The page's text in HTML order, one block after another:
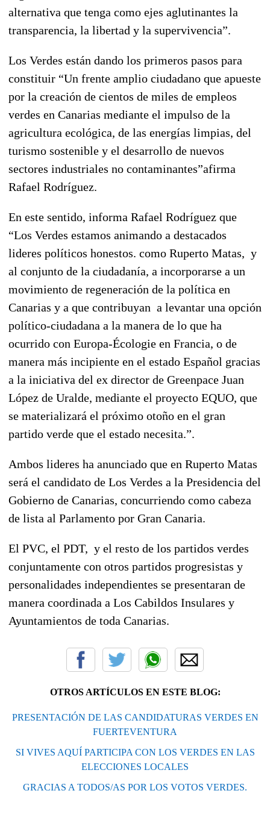
alternativa que tenga como ejes aglutinantes la
transparencia, la libertad y la supervivencia”.
Los Verdes están dando los primeros pasos para
constituir “Un frente amplio ciudadano que apueste
por la creación de cientos de miles de empleos
verdes en Canarias mediante el impulso de la
agricultura ecológica, de las energías limpias, del
turismo sostenible y el desarrollo de nuevos
sectores industriales no contaminantes”afirma
Rafael Rodríguez.
En este sentido, informa Rafael Rodríguez que
“Los Verdes estamos animando a destacados
lideres políticos honestos. como Ruperto Matas, y
al conjunto de la ciudadanía, a incorporarse a un
movimiento de regeneración de la política en
Canarias y a que contribuyan a levantar una opción
político-ciudadana a la manera de lo que ha
ocurrido con Europa-Écologie en Francia, o de
manera más incipiente en el estado Español gracias
a la iniciativa del ex director de Greenpace Juan
López de Uralde, mediante el proyecto EQUO, que
se materializará el próximo otoño en el gran
partido verde que el estado necesita.”.
Ambos lideres ha anunciado que en Ruperto Matas
será el candidato de Los Verdes a la Presidencia del
Gobierno de Canarias, concurriendo como cabeza
de lista al Parlamento por Gran Canaria.
El PVC, el PDT, y el resto de los partidos verdes
conjuntamente con otros partidos progresistas y
personalidades independientes se presentaran de
manera coordinada a Los Cabildos Insulares y
Ayuntamientos de toda Canarias.
OTROS ARTÍCULOS EN ESTE BLOG:
PRESENTACIÓN DE LAS CANDIDATURAS VERDES EN
FUERTEVENTURA
SI VIVES AQUÍ PARTICIPA CON LOS VERDES EN LAS
ELECCIONES LOCALES
GRACIAS A TODOS/AS POR LOS VOTOS VERDES.